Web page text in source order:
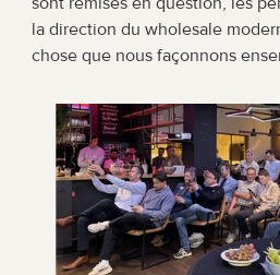
la direction du wholesale
chose que nous façonnons